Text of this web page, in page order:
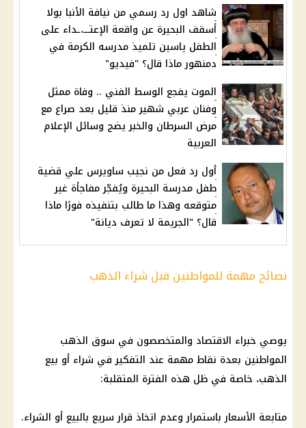
شاهد اول رد رسمي من نيافة الأنبا بولا
أسقف البحيرة عن واقعة الإعتـــ،ـداء على
الطفل ياسين تلميذ مدرسه الكرمة في
دمنهور ماذا قال؟ "فيديو"
الموت يفجع الوسط الفني .. وفاة ممثل
وفنان عربي شهير منذ قليل بعد صراع مع
مرض السرطان والخبر يضج وسائل الإعلام
العربية
أول رد فعل من نجيب ساويرس علي قضية
طفل مدرسة البحيرة ويُفجّر مفاجأة غير
متوقعه وهذا ما طالب بتنفيذه فورًا ماذا
قال؟ "الجريمة لا تعرف ديانة"
نصائح مهمة للمواطنين قبل شراء الذهب
يوصي خبراء الاقتصاد والمتخصصون في سوق الذهب
المواطنين بعدة نقاط مهمة عند التفكير في شراء أو بيع
الذهب، خاصة في ظل هذه الفترة المتقلبة:
متابعة الأسعارباستمرار وعدم اتخاذ قرارسريع بالبيع أو الشراء.